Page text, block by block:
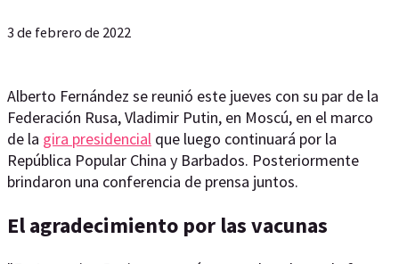
3 de febrero de 2022
Alberto Fernández se reunió este jueves con su par de la
Federación Rusa, Vladimir Putin, en Moscú, en el marco
de la gira presidencial que luego continuará por la
República Popular China y Barbados. Posteriormente
brindaron una conferencia de prensa juntos.
El agradecimiento por las vacunas